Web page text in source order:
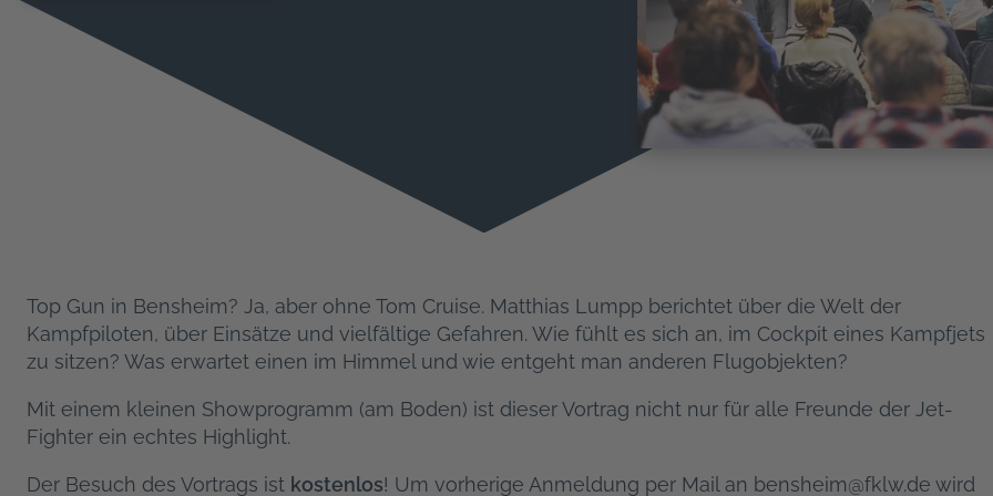
Top Gun in Bensheim? Ja, aber ohne Tom Cruise. Matthias Lumpp berichtet über die Welt der
Kampfpiloten, über Einsätze und vielfältige Gefahren. Wie fühlt es sich an, im Cockpit eines Kampfjets
zu sitzen? Was erwartet einen im Himmel und wie entgeht man anderen Flugobjekten?
Mit einem kleinen Showprogramm (am Boden) ist dieser Vortrag nicht nur für alle Freunde der Jet-
Fighter ein echtes Highlight.
Der Besuch des Vortrags ist kostenlos! Um vorherige Anmeldung per Mail an bensheim@fklw.de wird